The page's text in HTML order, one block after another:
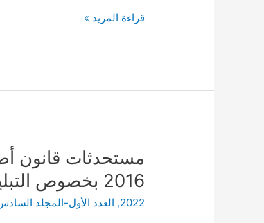
حالة
قراءة المزيد »
مستحدثات قانون
2016 بخصوص التبليغ
2022
, العدد الأول-المجلد
مستحدثات
أصول
المحاكمات